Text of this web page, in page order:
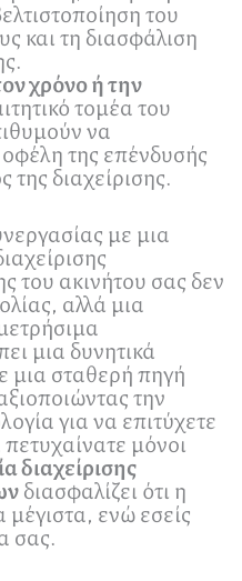
του
και τη διασφάλιση
χρόνο ή την
τομέα του
να
της επένδυσής
της διαχείρισης.
με μια
του ακινήτου σας δεν
αλλά μια
μια δυνητικά
σταθερή πηγή
την
για να επιτύχετε
μόνοι
διαχείρισης
διασφαλίζει ότι η
ενώ εσείς
σας.